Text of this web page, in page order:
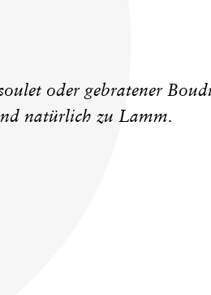
oder gebratener
natürlich zu Lamm.